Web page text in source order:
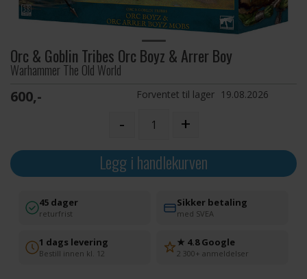
Orc & Goblin Tribes Orc Boyz & Arrer Boy
Warhammer The Old World
600,- Forventet til lager 19.08.2026
- +
Legg i handlekurven
45 dager
returfrist
Sikker betaling
med SVEA
1 dags levering
Bestill innen kl. 12
★ 4.8 Google
2 300+ anmeldelser